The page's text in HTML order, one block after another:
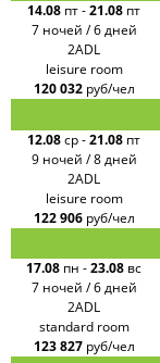
14.08 пт-21.08 пт
7 ночей / 6 дней
2ADL
leisure room
120 032 руб/чел
12.08ср-21.08 пт
9 ночей / 8 дней
2ADL
leisure room
122 906 руб/чел
17.08 пн -23.08 вс
7 ночей / 6 дней
2ADL
standard room
123 827 руб/чел